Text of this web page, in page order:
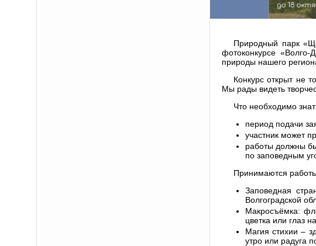
Природный парк
фотоконкурсе
природы нашего
Конкурс открыт не
Мы рады видеть
Что необходимо
период подачи
участник может
работы должны
по заповедным
Принимаются
Заповедная
Волгоградской
Макросъёмка:
цветка или глаз
Магия стихии –
утро или радуга